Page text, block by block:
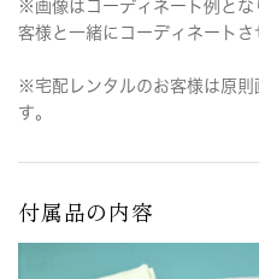
※画像はコーディネート例とな
客様と一緒にコーディネートさ
※宅配レンタルのお客様は原則
す。
付属品の内容